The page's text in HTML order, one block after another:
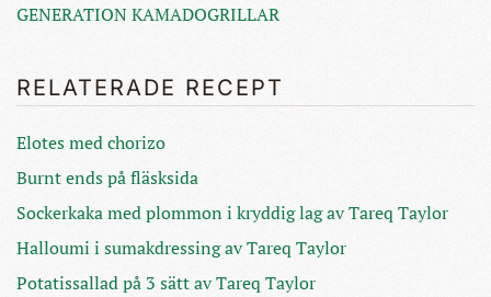
GENERATION KAMADOGRILLAR
RELATERADE RECEPT
Elotes med chorizo
Burnt ends på fläsksida
Sockerkaka med plommon i kryddig lag av Tareq Taylor
Halloumi i sumakdressing av Tareq Taylor
Potatissallad på 3 sätt av Tareq Taylor